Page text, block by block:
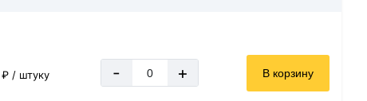
₽ / штуку - + В корзину